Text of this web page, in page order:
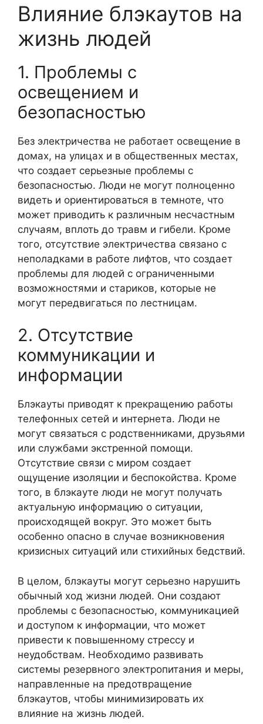
Влияние блэкаутов на
жизнь людей
1. Проблемы с
освещением и
безопасностью
Без электричества не работает освещение в
домах, на улицах и в общественных местах,
что создает серьезные проблемы с
безопасностью. Люди не могут полноценно
видеть и ориентироваться в темноте, что
может приводить к различным несчастным
случаям, вплоть до травм и гибели. Кроме
того, отсутствие электричества связано с
неполадками в работе лифтов, что создает
проблемы для людей с ограниченными
возможностями и стариков, которые не
могут передвигаться по лестницам.
2. Отсутствие
коммуникации и
информации
Блэкауты приводят к прекращению работы
телефонных сетей и интернета. Люди не
могут связаться с родственниками, друзьями
или службами экстренной помощи.
Отсутствие связи с миром создает
ощущение изоляции и беспокойства. Кроме
того, в блэкауте люди не могут получать
актуальную информацию о ситуации,
происходящей вокруг. Это может быть
особенно опасно в случае возникновения
кризисных ситуаций или стихийных бедствий.
В целом, блэкауты могут серьезно нарушить
обычный ход жизни людей. Они создают
проблемы с безопасностью, коммуникацией
и доступом к информации, что может
привести к повышенному стрессу и
неудобствам. Необходимо развивать
системы резервного электропитания и меры,
направленные на предотвращение
блэкаутов, чтобы минимизировать их
влияние на жизнь людей.